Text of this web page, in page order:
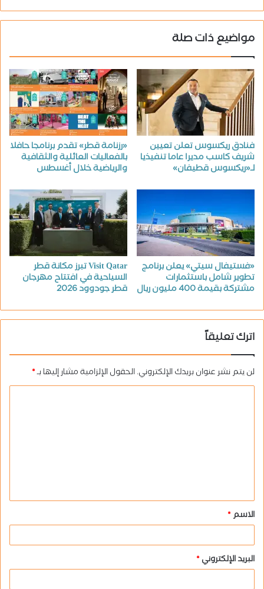
مواضيع ذات صلة
فنادق ريكسوس تعلن تعيين
شريف كاسب مديرا عاما تنفيذيا
لـ«ريكسوس قطيفان»
«رزنامة قطر» تقدم برنامجا حافلا
بالفعاليات العائلية والثقافية
والرياضية خلال أغسطس
«فستيفال سيتي» يعلن برنامج
تطوير شامل باستثمارات
مشتركة بقيمة 400 مليون ريال
Visit Qatar تبرز مكانة قطر
السياحية في افتتاح مهرجان
قطر جودوود 2026
اترك تعليقاً
لن يتم نشر عنوان بريدك الإلكتروني.الحقول الإلزامية مشار إليها بـ*
ق
*
الاسم*
البريد الإلكتروني*